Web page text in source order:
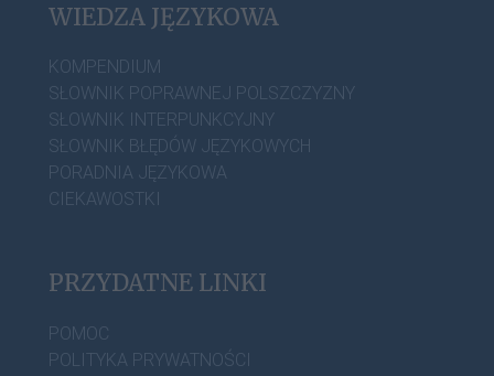
WIEDZA JĘZYKOWA
KOMPENDIUM
SŁOWNIK POPRAWNEJ POLSZCZYZNY
SŁOWNIK INTERPUNKCYJNY
SŁOWNIK BŁĘDÓW JĘZYKOWYCH
PORADNIA JĘZYKOWA
CIEKAWOSTKI
PRZYDATNE LINKI
POMOC
POLITYKA PRYWATNOŚCI